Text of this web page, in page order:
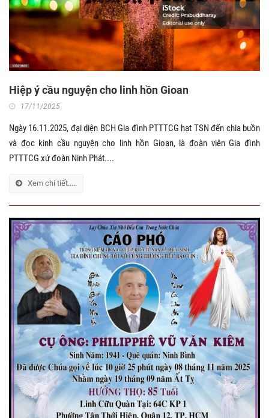
Hiệp ý cầu nguyện cho linh hồn Gioan
17/11/2025
Ngày 16.11.2025, đại diện BCH Gia đình PTTTCG hạt TSN đến chia buồn
và đọc kinh cầu nguyện cho linh hồn Gioan, là đoàn viên Gia đình
PTTTCG xứ đoàn Ninh Phát....
Xem chi tiết.....